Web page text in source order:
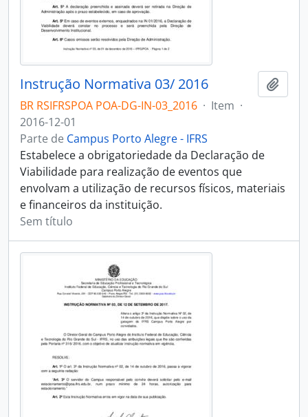
Instrução Normativa 03/ 2016
BR RSIFRSPOA POA-DG-IN-03_2016 · Item ·
2016-12-01
Parte de Campus Porto Alegre - IFRS
Estabelece a obrigatoriedade da Declaração de
Viabilidade para realização de eventos que
envolvam a utilização de recursos físicos, materiais
e financeiros da instituição.
Sem título